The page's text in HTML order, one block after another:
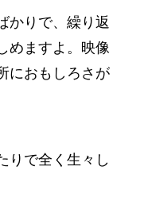
かりで、繰り返
めますよ。映像
におもしろさが
りで全く生々し